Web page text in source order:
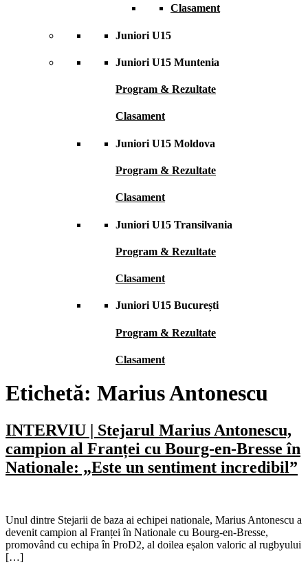
Clasament
Juniori U15
Juniori U15 Muntenia
Program & Rezultate
Clasament
Juniori U15 Moldova
Program & Rezultate
Clasament
Juniori U15 Transilvania
Program & Rezultate
Clasament
Juniori U15 București
Program & Rezultate
Clasament
Etichetă: Marius Antonescu
INTERVIU | Stejarul Marius Antonescu,
campion al Franței cu Bourg-en-Bresse în
Nationale: „Este un sentiment incredibil”
Unul dintre Stejarii de baza ai echipei nationale, Marius Antonescu a
devenit campion al Franței în Nationale cu Bourg-en-Bresse,
promovând cu echipa în ProD2, al doilea eșalon valoric al rugbyului
[…]